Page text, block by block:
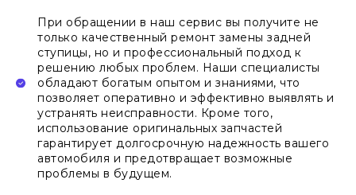
При обращении в наш сервис вы получите не
только качественный ремонт замены задней
ступицы, но и профессиональный подход к
решению любых проблем. Наши специалисты
обладают богатым опытом и знаниями, что
позволяет оперативно и эффективно выявлять и
устранять неисправности. Кроме того,
использование оригинальных запчастей
гарантирует долгосрочную надежность вашего
автомобиля и предотвращает возможные
проблемы в будущем.